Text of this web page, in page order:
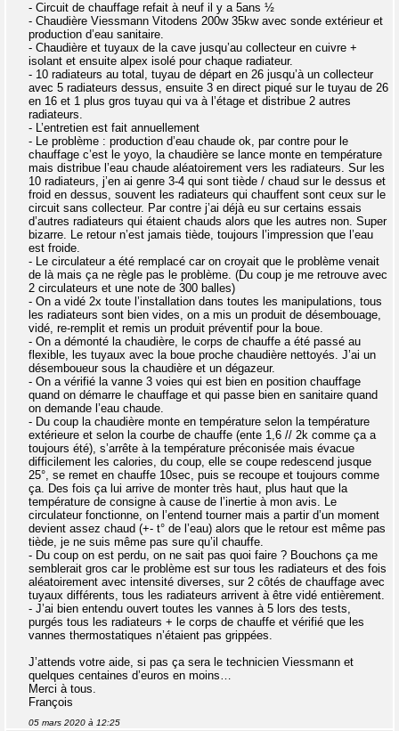
- Circuit de chauffage refait à neuf il y a 5ans ½
- Chaudière Viessmann Vitodens 200w 35kw avec sonde extérieur et
production d’eau sanitaire.
- Chaudière et tuyaux de la cave jusqu’au collecteur en cuivre +
isolant et ensuite alpex isolé pour chaque radiateur.
- 10 radiateurs au total, tuyau de départ en 26 jusqu’à un collecteur
avec 5 radiateurs dessus, ensuite 3 en direct piqué sur le tuyau de 26
en 16 et 1 plus gros tuyau qui va à l’étage et distribue 2 autres
radiateurs.
- L’entretien est fait annuellement
- Le problème : production d’eau chaude ok, par contre pour le
chauffage c’est le yoyo, la chaudière se lance monte en température
mais distribue l’eau chaude aléatoirement vers les radiateurs. Sur les
10 radiateurs, j’en ai genre 3-4 qui sont tiède / chaud sur le dessus et
froid en dessus, souvent les radiateurs qui chauffent sont ceux sur le
circuit sans collecteur. Par contre j’ai déjà eu sur certains essais
d’autres radiateurs qui étaient chauds alors que les autres non. Super
bizarre. Le retour n’est jamais tiède, toujours l’impression que l’eau
est froide.
- Le circulateur a été remplacé car on croyait que le problème venait
de là mais ça ne règle pas le problème. (Du coup je me retrouve avec
2 circulateurs et une note de 300 balles)
- On a vidé 2x toute l’installation dans toutes les manipulations, tous
les radiateurs sont bien vides, on a mis un produit de désembouage,
vidé, re-remplit et remis un produit préventif pour la boue.
- On a démonté la chaudière, le corps de chauffe a été passé au
flexible, les tuyaux avec la boue proche chaudière nettoyés. J’ai un
désemboueur sous la chaudière et un dégazeur.
- On a vérifié la vanne 3 voies qui est bien en position chauffage
quand on démarre le chauffage et qui passe bien en sanitaire quand
on demande l’eau chaude.
- Du coup la chaudière monte en température selon la température
extérieure et selon la courbe de chauffe (ente 1,6 // 2k comme ça a
toujours été), s’arrête à la température préconisée mais évacue
difficilement les calories, du coup, elle se coupe redescend jusque
25°, se remet en chauffe 10sec, puis se recoupe et toujours comme
ça. Des fois ça lui arrive de monter très haut, plus haut que la
température de consigne à cause de l’inertie à mon avis. Le
circulateur fonctionne, on l’entend tourner mais a partir d’un moment
devient assez chaud (+- t° de l’eau) alors que le retour est même pas
tiède, je ne suis même pas sure qu’il chauffe.
- Du coup on est perdu, on ne sait pas quoi faire ? Bouchons ça me
semblerait gros car le problème est sur tous les radiateurs et des fois
aléatoirement avec intensité diverses, sur 2 côtés de chauffage avec
tuyaux différents, tous les radiateurs arrivent à être vidé entièrement.
- J’ai bien entendu ouvert toutes les vannes à 5 lors des tests,
purgés tous les radiateurs + le corps de chauffe et vérifié que les
vannes thermostatiques n’étaient pas grippées.
J’attends votre aide, si pas ça sera le technicien Viessmann et
quelques centaines d’euros en moins…
Merci à tous.
François
05 mars 2020 à 12:25